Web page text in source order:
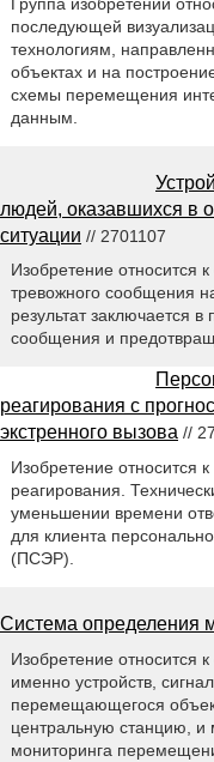
последующей
технологиям,
объектах и на
схемы перемещения
данным.
людей, оказавшихся в
ситуации // 2701107
Изобретение относится
тревожного сообщения
результат заключается
сообщения и
реагирования с
экстренного вызова //
Изобретение относится
реагирования.
уменьшении времени
для клиента
(ПСЭР).
Система определения
Изобретение относится
именно устройств,
перемещающегося
центральную станцию, и
мониторинга